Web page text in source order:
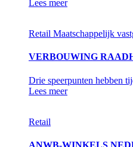
Lees meer
Retail Maatschappelijk
VERBOUWING
Drie speerpunten hebben
Lees meer
Retail
ANWB-WINKELS